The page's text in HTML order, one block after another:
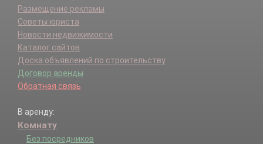
Размещение рекламы
Советы юриста
Новости недвижимости
Каталог сайтов
Доска объявлений по строительству
Договор аренды
Обратная связь
В аренду:
Комнату
Без посредников